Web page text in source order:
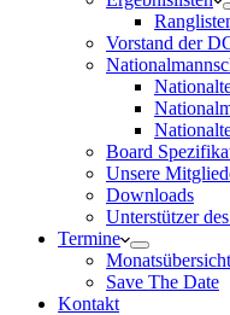
Vorstand der
Board
Unsere
Downloads
Unterstützer
Termine
Monatsübersicht
Save The Date
Kontakt